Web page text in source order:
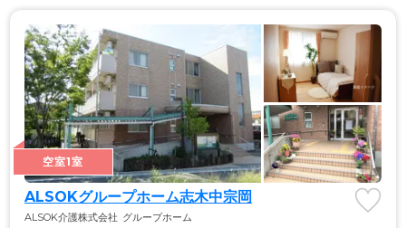
空室1室
ALSOKグループホーム志木中宗岡
ALSOK介護株式会社 グループホーム